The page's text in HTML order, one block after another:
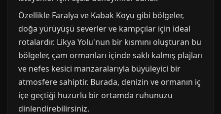
Özellikle Faralya ve Kabak Koyu gibi bölgeler,
doğa yürüyüşü severler ve kampçılar için ideal
rotalardır. Likya Yolu'nun bir kısmını oluşturan bu
bölgeler, çam ormanları içinde saklı kalmış plajları
ve nefes kesici manzaralarıyla büyüleyici bir
atmosfere sahiptir. Burada, denizin ve ormanın iç
içe geçtiği huzurlu bir ortamda ruhunuzu
dinlendirebilirsiniz.